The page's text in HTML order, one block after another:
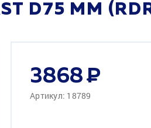
D75 ММ
3868
Артикул: 18789